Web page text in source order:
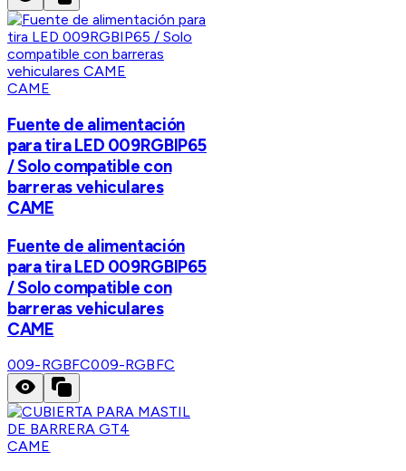
CAME
Fuente de alimentación
para tira LED 009RGBIP65
/ Solo compatible con
barreras vehiculares
CAME
Fuente de alimentación
para tira LED 009RGBIP65
/ Solo compatible con
barreras vehiculares
CAME
009-RGBFC009-RGBFC
CAME